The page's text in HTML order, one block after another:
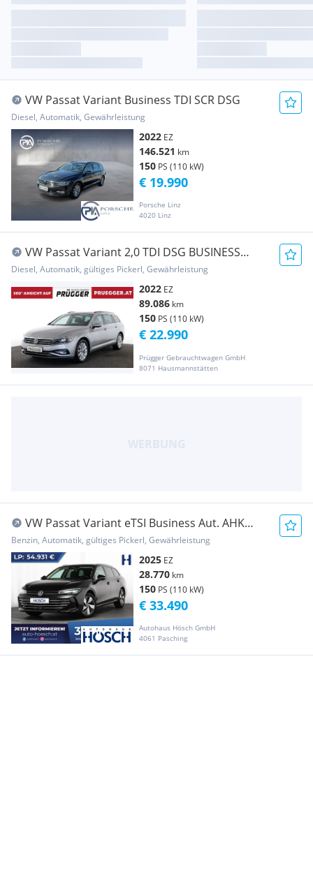
VW Passat Variant Business TDI SCR DSG
Diesel, Automatik, Gewährleistung
2022 EZ
146.521 km
150 PS (110 kW)
Porsche Linz
4020 Linz
€ 19.990
VW Passat Variant 2,0 TDI DSG BUSINESS
VIRTUAL NAV...
Diesel, Automatik, gültiges Pickerl, Gewährleistung
2022 EZ
89.086 km
150 PS (110 kW)
Prügger Gebrauchtwagen GmbH
8071 Hausmannstätten
€ 22.990
VW Passat Variant eTSI Business Aut. AHK
360° WINT...
Benzin, Automatik, gültiges Pickerl, Gewährleistung
2025 EZ
28.770 km
150 PS (110 kW)
Autohaus Hösch GmbH
4061 Pasching
€ 33.490